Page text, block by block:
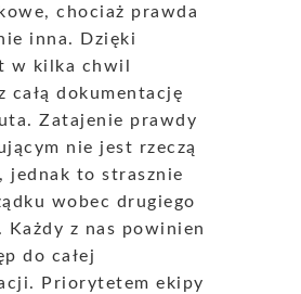
chociaż prawda
inna. Dzięki
w kilka chwil
całą dokumentację
Zatajenie prawdy
nie jest rzeczą
jednak to strasznie
wobec drugiego
Każdy z nas powinien
do całej
Priorytetem ekipy